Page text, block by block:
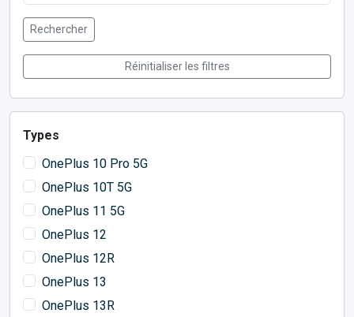
Rechercher
Réinitialiser les filtres
Types
OnePlus 10 Pro 5G
OnePlus 10T 5G
OnePlus 11 5G
OnePlus 12
OnePlus 12R
OnePlus 13
OnePlus 13R